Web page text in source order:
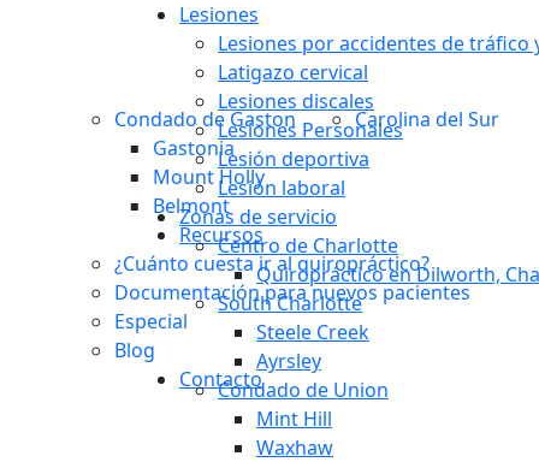
Condado de Gaston
Gastonia
Mount Holly
Belmont
Carolina del Sur
Recursos
¿Cuánto cuesta ir al quiropráctico?
Documentación para nuevos pacientes
Especial
Blog
Contacto
Lesiones
Lesiones por accidentes de tráfico
Latigazo cervical
Lesiones discales
Lesiones Personales
Lesión deportiva
Lesión laboral
Zonas de servicio
Centro de Charlotte
Quiropráctico en Dilworth,
South Charlotte
Steele Creek
Ayrsley
Condado de Union
Mint Hill
Waxhaw